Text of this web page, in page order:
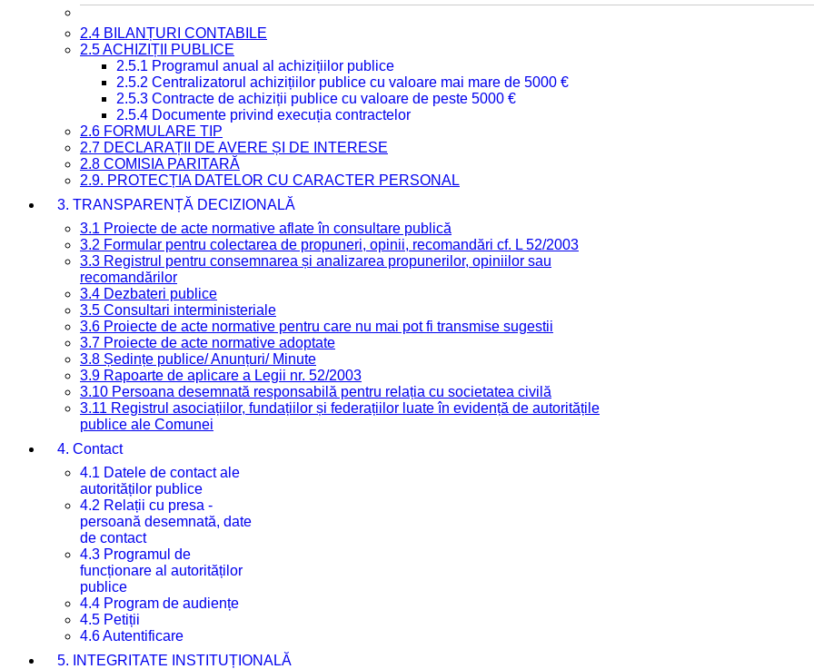
2.4 BILANȚURI CONTABILE
2.5 ACHIZIȚII PUBLICE
2.5.1 Programul anual al achizițiilor publice
2.5.2 Centralizatorul achizițiilor publice cu valoare mai mare de 5000 €
2.5.3 Contracte de achiziții publice cu valoare de peste 5000 €
2.5.4 Documente privind execuția contractelor
2.6 FORMULARE TIP
2.7 DECLARAȚII DE AVERE ȘI DE INTERESE
2.8 COMISIA PARITARĂ
2.9. PROTECȚIA DATELOR CU CARACTER PERSONAL
3. TRANSPARENȚĂ DECIZIONALĂ
3.1 Proiecte de acte normative aflate în consultare publică
3.2 Formular pentru colectarea de propuneri, opinii, recomandări cf. L 52/2003
3.3 Registrul pentru consemnarea și analizarea propunerilor, opiniilor sau
recomandărilor
3.4 Dezbateri publice
3.5 Consultari interministeriale
3.6 Proiecte de acte normative pentru care nu mai pot fi transmise sugestii
3.7 Proiecte de acte normative adoptate
3.8 Ședințe publice/ Anunțuri/ Minute
3.9 Rapoarte de aplicare a Legii nr. 52/2003
3.10 Persoana desemnată responsabilă pentru relația cu societatea civilă
3.11 Registrul asociațiilor, fundațiilor și federațiilor luate în evidență de autoritățile
publice ale Comunei
4. Contact
4.1 Datele de contact ale
autorităților publice
4.2 Relații cu presa -
persoană desemnată, date
de contact
4.3 Programul de
funcționare al autorităților
publice
4.4 Program de audiențe
4.5 Petiții
4.6 Autentificare
5. INTEGRITATE INSTITUȚIONALĂ